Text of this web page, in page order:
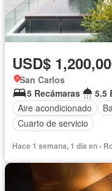
USD$
San Carlos
5 Recámaras
5.5
Aire acondicionado
Cuarto de servicio
Hace 1 semana, 1 día en -